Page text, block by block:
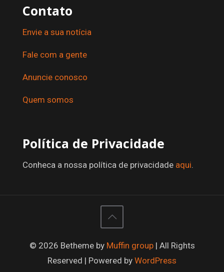
Contato
Envie a sua notícia
Fale com a gente
Anuncie conosco
Quem somos
Política de Privacidade
Conheca a nossa política de privacidade aqui.
© 2026 Betheme by Muffin group| All Rights
Reserved | Powered by WordPress